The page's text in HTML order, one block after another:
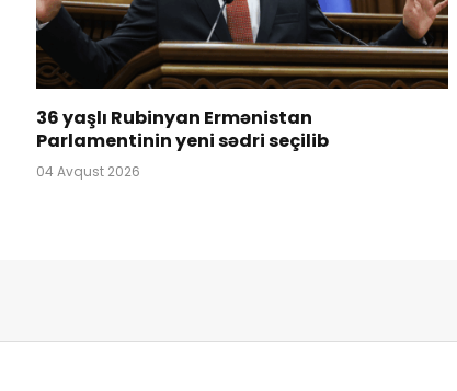
36 yaşlı Rubinyan Ermənistan
Parlamentinin yeni sədri seçilib
04 Avqust 2026